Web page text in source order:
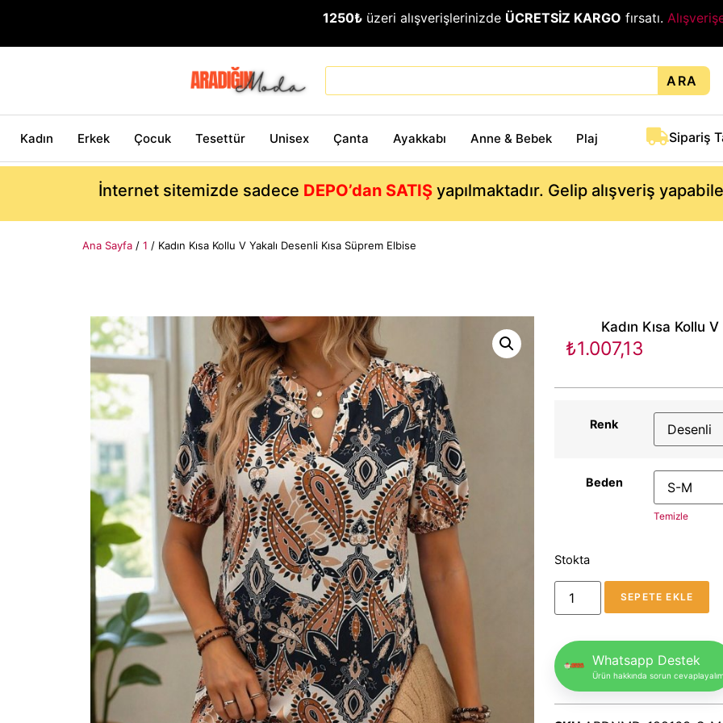
1250₺ üzeri alışverişlerinizde ÜCRETSİZ KARGO fırsatı.
ARA
Kadın Erkek Çocuk Tesettür Unisex Çanta Ayakkabı Anne & Bebek Plaj Sipariş
İnternet sitemizde sadece DEPO’dan SATIŞyapılmaktadır. Gelip alışveriş
Ana Sayfa / 1 / Kadın Kısa Kollu V Yakalı Desenli Kısa Süprem Elbise
Kadın Kısa Kollu
₺1.007,13
Renk
Beden
Temizle
Stokta
SEPETE EKLE
Whatsapp Destek
Ürün hakkında sorun